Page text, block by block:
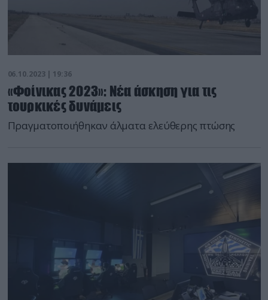
06.10.2023 | 19:36
«Φοίνικας 2023»: Νέα άσκηση για τις
τουρκικές δυνάμεις
Πραγματοποιήθηκαν άλματα ελεύθερης πτώσης